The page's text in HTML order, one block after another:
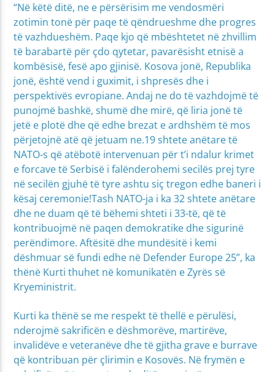
“Në këtë ditë, ne e përsërisim me vendosmëri
zotimin tonë për paqe të qëndrueshme dhe progres
të vazhdueshëm. Paqe kjo që mbështetet në zhvillim
të barabartë për çdo qytetar, pavarësisht etnisë a
kombësisë, fesë apo gjinisë. Kosova jonë, Republika
jonë, është vend i guximit, i shpresës dhe i
perspektivës evropiane. Andaj ne do të vazhdojmë të
punojmë bashkë, shumë dhe mirë, që liria jonë të
jetë e plotë dhe që edhe brezat e ardhshëm të mos
përjetojnë atë që jetuam ne.19 shtete anëtare të
NATO-s që atëbotë intervenuan për t’i ndalur krimet
e forcave të Serbisë i falënderohemi secilës prej tyre
në secilën gjuhë të tyre ashtu siç tregon edhe baneri i
kësaj ceremonie!Tash NATO-ja i ka 32 shtete anëtare
dhe ne duam që të bëhemi shteti i 33-të, që të
kontribuojmë në paqen demokratike dhe sigurinë
perëndimore. Aftësitë dhe mundësitë i kemi
dëshmuar së fundi edhe në Defender Europe 25”, ka
thënë Kurti thuhet në komunikatën e Zyrës së
Kryeministrit.
Kurti ka thënë se me respekt të thellë e përulësi,
nderojmë sakrificën e dëshmorëve, martirëve,
invalidëve e veteranëve dhe të gjitha grave e burrave
që kontribuan për çlirimin e Kosovës. Në frymën e